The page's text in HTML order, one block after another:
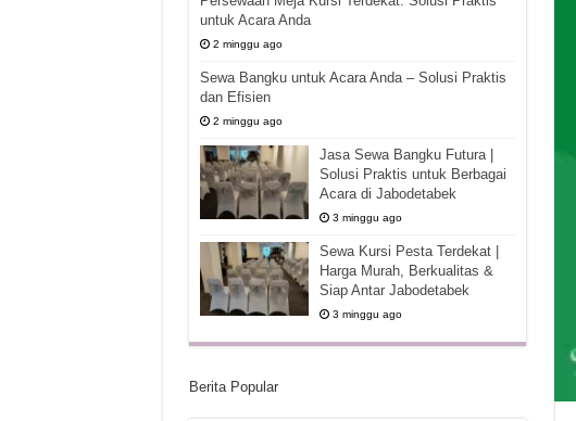
untuk Acara Anda
2 minggu ago
Sewa Bangku untuk Acara Anda – Solusi Praktis
dan Efisien
2 minggu ago
Jasa Sewa Bangku Futura |
Solusi Praktis untuk Berbagai
Acara di Jabodetabek
3 minggu ago
Sewa Kursi Pesta Terdekat |
Harga Murah, Berkualitas &
Siap Antar Jabodetabek
3 minggu ago
Berita Popular